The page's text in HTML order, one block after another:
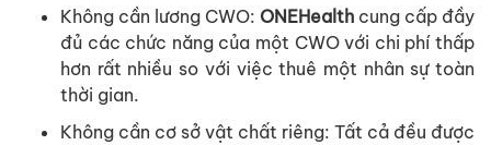
Không cần lương CWO: ONEHealth cung cấp đầy
đủ các chức năng của một CWOvới chi phí thấp
hơn rất nhiều so với việc thuê một nhân sự toàn
thời gian.
Không cần cơ sở vật chất riêng: Tất cả đều được